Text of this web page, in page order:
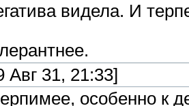
видела. И
Авг 31, 21:33]
особенно к